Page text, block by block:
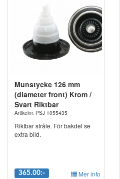
Munstycke 126 mm
(diameter front) Krom /
Svart Riktbar
Artikelnr. PSJ 1055435
Riktbar stråle. För bakdel se
extra bild.
365.00:- Mer info